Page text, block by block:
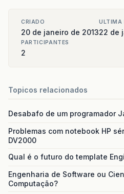
CRIADO
20 de janeiro de 2013
ULTIMA
22 de
PARTICIPANTES
2
Topicos relacionados
Desabafo de um programador
Problemas com notebook HP
DV2000
Qual é o futuro do template
Engenharia de Software ou
Computação?